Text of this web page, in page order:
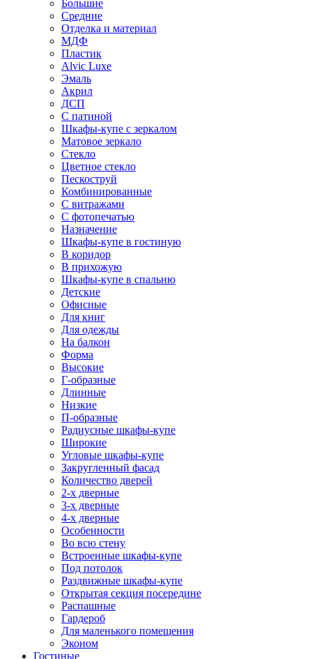
Большие
Средние
Отделка и материал
МДФ
Пластик
Alvic Luxe
Эмаль
Акрил
ДСП
С патиной
Шкафы-купе с зеркалом
Матовое зеркало
Стекло
Цветное стекло
Пескоструй
Комбинированные
С витражами
С фотопечатью
Назначение
Шкафы-купе в гостиную
В коридор
В прихожую
Шкафы-купе в спальню
Детские
Офисные
Для книг
Для одежды
На балкон
Форма
Высокие
Г-образные
Длинные
Низкие
П-образные
Радиусные шкафы-купе
Широкие
Угловые шкафы-купе
Закругленный фасад
Количество дверей
2-х дверные
3-х дверные
4-х дверные
Особенности
Во всю стену
Встроенные шкафы-купе
Под потолок
Раздвижные шкафы-купе
Открытая секция посередине
Распашные
Гардероб
Для маленького помещения
Эконом
Гостиные